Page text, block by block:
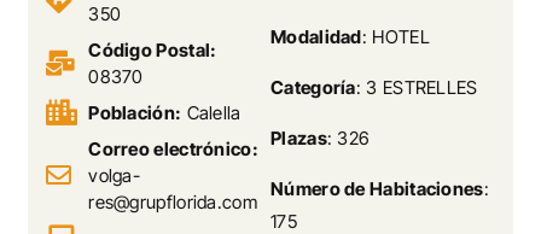
Modalidad: HOTEL
Categoría: 3 ESTRELLES
Plazas: 326
Número de Habitaciones:
175
350
Código Postal:
08370
Población: Calella
Correo electrónico:
volga-
res@grupflorida.com